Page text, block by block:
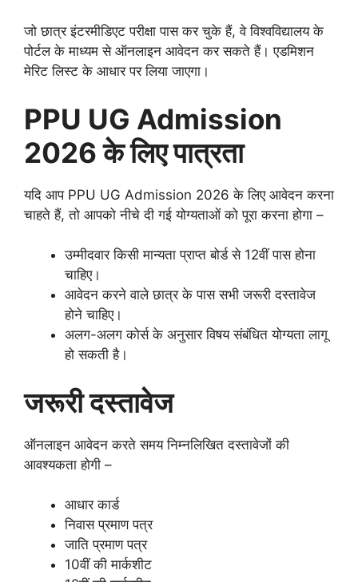
जो छात्र इंटरमीडिएट परीक्षा पास कर चुके हैं, वे विश्वविद्यालय के
पोर्टल के माध्यम से ऑनलाइन आवेदन कर सकते हैं। एडमिशन
मेरिट लिस्ट के आधार पर लिया जाएगा।
PPU UG Admission
2026 के लिए पात्रता
यदि आप PPU UG Admission 2026 के लिए आवेदन करना
चाहते हैं, तो आपको नीचे दी गई योग्यताओं को पूरा करना होगा –
उम्मीदवार किसी मान्यता प्राप्त बोर्ड से 12वीं पास होना
चाहिए।
आवेदन करने वाले छात्र के पास सभी जरूरी दस्तावेज
होने चाहिए।
अलग-अलग कोर्स के अनुसार विषय संबंधित योग्यता लागू
हो सकती है।
जरूरी दस्तावेज
ऑनलाइन आवेदन करते समय निम्नलिखित दस्तावेजों की
आवश्यकता होगी –
आधार कार्ड
निवास प्रमाण पत्र
जाति प्रमाण पत्र
10वीं की मार्कशीट